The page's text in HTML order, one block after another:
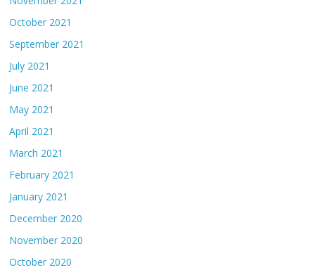
October 2021
September 2021
July 2021
June 2021
May 2021
April 2021
March 2021
February 2021
January 2021
December 2020
November 2020
October 2020